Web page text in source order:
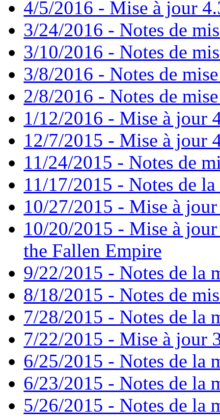
4/5/2016 - Mise à jour
3/24/2016 - Notes de
3/10/2016 - Notes de
3/8/2016 - Notes de
2/8/2016 - Notes de
1/12/2016 - Mise à jour
12/7/2015 - Mise à jour
11/24/2015 - Notes de
11/17/2015 - Notes de
10/27/2015 - Mise à
10/20/2015 - Mise à
the Fallen Empire
9/22/2015 - Notes de la
8/18/2015 - Notes de
7/28/2015 - Notes de la
7/22/2015 - Mise à jour
6/25/2015 - Notes de la
6/23/2015 - Notes de la
5/26/2015 - Notes de la